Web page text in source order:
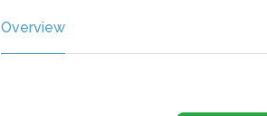
Overview